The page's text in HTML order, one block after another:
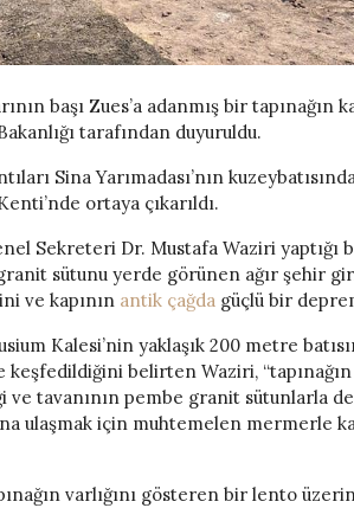
başı Zues’a adanmış bir tapınağın
tarafından duyuruldu.
Sina Yarımadası’nın
ortaya çıkarıldı.
Sekreteri Dr. Mustafa Waziri yaptığı
sütunu yerde görünen ağır şehir
ve kapının antik çağda güçlü bir
Kalesi’nin yaklaşık 200 metre
belirten Waziri,
tavanının pembe granit sütunlarla
ulaşmak için muhtemelen mermerle
varlığını gösteren bir lento